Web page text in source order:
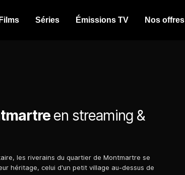
Films Séries Émissions TV Nos offres
en streaming &
les riverains du quartier de Montmartre se
héritage, celui d'un petit village au-dessus de